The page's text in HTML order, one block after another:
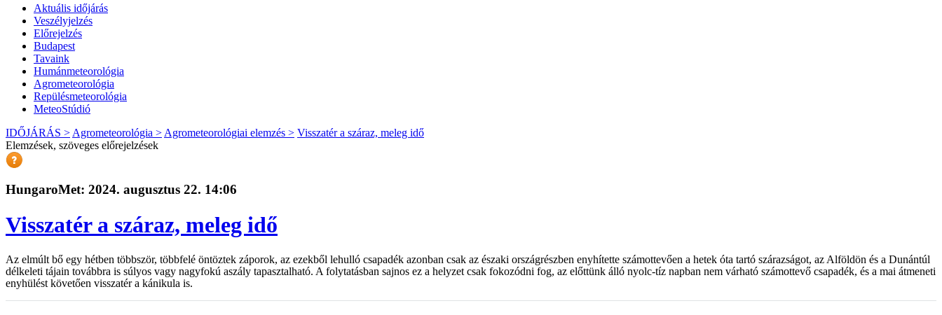
Aktuális időjárás
Veszélyjelzés
Előrejelzés
Budapest
Tavaink
Humánmeteorológia
Agrometeorológia
Repülésmeteorológia
MeteoStúdió
IDŐJÁRÁS > Agrometeorológia > Agrometeorológiai elemzés > Visszatér a száraz, meleg idő
Elemzések, szöveges előrejelzések
HungaroMet: 2024. augusztus 22. 14:06
Visszatér a száraz, meleg idő
Az elmúlt bő egy hétben többször, többfelé öntöztek záporok, az ezekből lehulló csapadék azonban csak az északi országrészben enyhítette számottevően a hetek óta tartó szárazságot, az Alföldön és a Dunántúl
délkeleti tájain továbbra is súlyos vagy nagyfokú aszály tapasztalható. A folytatásban sajnos ez a helyzet csak fokozódni fog, az előttünk álló nyolc-tíz napban nem várható számottevő csapadék, és a mai átmeneti
enyhülést követően visszatér a kánikula is.